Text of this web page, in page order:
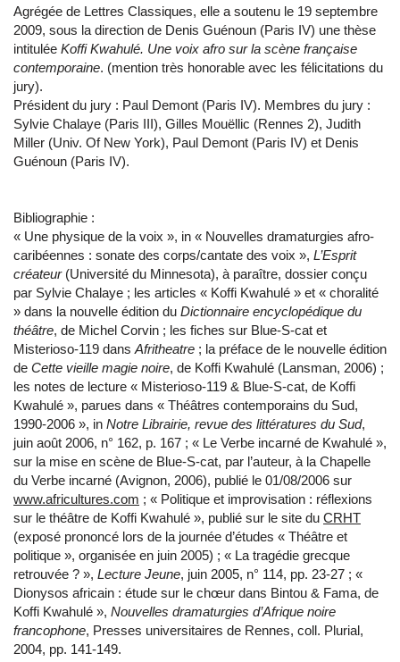
Agrégée de Lettres Classiques, elle a soutenu le 19 septembre
2009, sous la direction de Denis Guénoun (Paris IV) une thèse
intitulée Koffi Kwahulé. Une voix afro sur la scène française
contemporaine. (mention très honorable avec les félicitations du
jury).
Président du jury : Paul Demont (Paris IV). Membres du jury :
Sylvie Chalaye (Paris III), Gilles Mouëllic (Rennes 2), Judith
Miller (Univ. Of New York), Paul Demont (Paris IV) et Denis
Guénoun (Paris IV).
Bibliographie :
« Une physique de la voix », in « Nouvelles dramaturgies afro-
caribéennes : sonate des corps/cantate des voix », L’Esprit
créateur(Université du Minnesota), à paraître, dossier conçu
par Sylvie Chalaye ; les articles « Koffi Kwahulé » et « choralité
» dans la nouvelle édition du Dictionnaire encyclopédique du
théâtre, de Michel Corvin ; les fiches sur Blue-S-cat et
Misterioso-119 dans Afritheatre ; la préface de le nouvelle édition
de Cette vieille magie noire, de Koffi Kwahulé (Lansman, 2006) ;
les notes de lecture « Misterioso-119 & Blue-S-cat, de Koffi
Kwahulé », parues dans « Théâtres contemporains du Sud,
1990-2006 », in Notre Librairie, revue des littératures du Sud,
juin août 2006, n° 162, p. 167 ; « Le Verbe incarné de Kwahulé »,
sur la mise en scène de Blue-S-cat, par l’auteur, à la Chapelle
du Verbe incarné (Avignon, 2006), publié le 01/08/2006 sur
www.africultures.com ; « Politique et improvisation : réflexions
sur le théâtre de Koffi Kwahulé », publié sur le site du CRHT
(exposé prononcé lors de la journée d’études « Théâtre et
politique », organisée en juin 2005) ; « La tragédie grecque
retrouvée ? », Lecture Jeune, juin 2005, n° 114, pp. 23-27 ; «
Dionysos africain : étude sur le chœur dans Bintou & Fama, de
Koffi Kwahulé », Nouvelles dramaturgies d’Afrique noire
francophone, Presses universitaires de Rennes, coll. Plurial,
2004, pp. 141-149.